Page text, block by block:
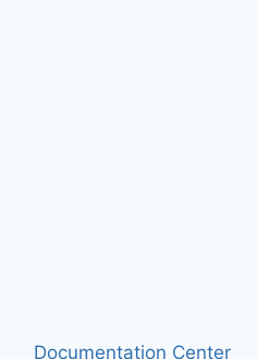
Documentation Center